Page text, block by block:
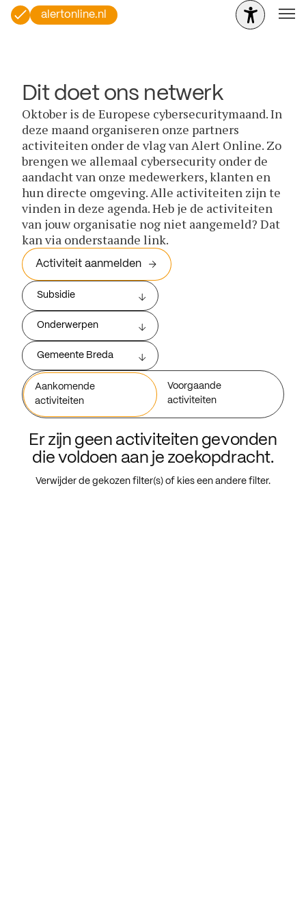
alertonline.nl
Dit doet ons netwerk
Oktober is de Europese cybersecuritymaand. In
deze maand organiseren onze partners
activiteiten onder de vlag van Alert Online. Zo
brengen we allemaal cybersecurity onder de
aandacht van onze medewerkers, klanten en
hun directe omgeving. Alle activiteiten zijn te
vinden in deze agenda. Heb je de activiteiten
van jouw organisatie nog niet aangemeld? Dat
kan via onderstaande link.
Activiteit aanmelden
Subsidie
Onderwerpen
Gemeente Breda
Aankomende
activiteiten
Voorgaande
activiteiten
Er zijn geen activiteiten gevonden
die voldoen aan je zoekopdracht.
Verwijder de gekozen filter(s) of kies een andere filter.